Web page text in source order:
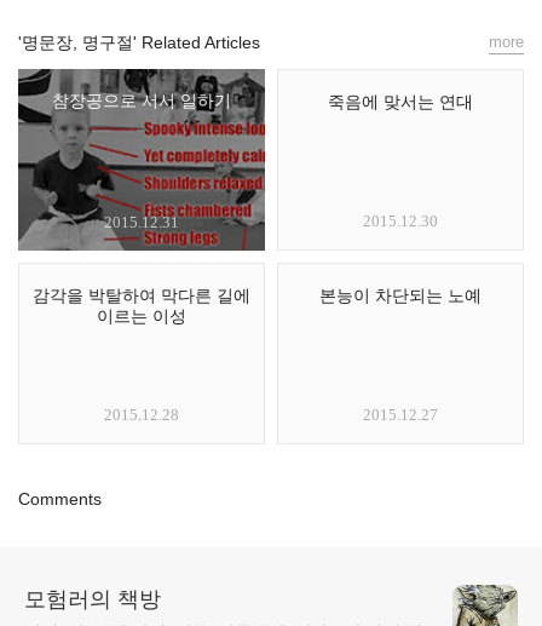
'명문장, 명구절' Related Articles
참장공으로 서서 일하기
2015.12.31
죽음에 맞서는 연대
2015.12.30
감각을 박탈하여 막다른 길에
이르는 이성
2015.12.28
본능이 차단되는 노예
2015.12.27
more
Comments
모험러의 책방